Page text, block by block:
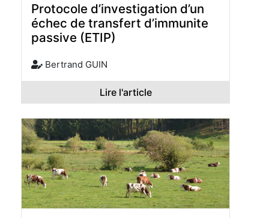
Protocole d’investigation d’un
échec de transfert d’immunite
passive (ETIP)
Bertrand GUIN
Lire l'article